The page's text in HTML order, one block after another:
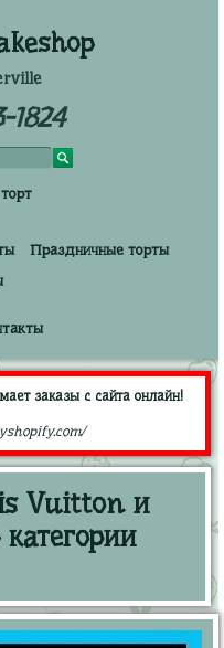
1824
Праздничные торты
заказы с сайта онлайн!
Vuitton и